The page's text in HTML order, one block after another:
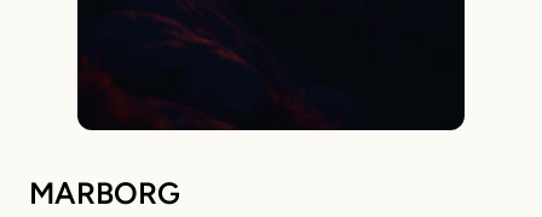
MARBORG